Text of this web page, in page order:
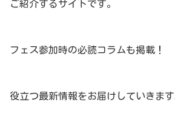
ご紹介するサイトです。
フェス参加時の必読コラムも掲載！
役立つ最新情報をお届けしていきます